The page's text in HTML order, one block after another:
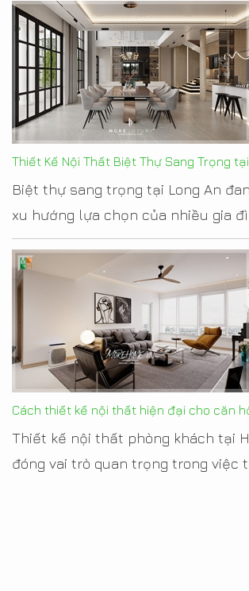
Thiết Kế Nội Thất Biệt Thự Sang Trọng
Biệt thự sang trọng tại Long An
xu hướng lựa chọn của nhiều gia
Cách thiết kế nội thất hiện đại cho căn hộ
Thiết kế nội thất phòng khách tại
đóng vai trò quan trọng trong việc